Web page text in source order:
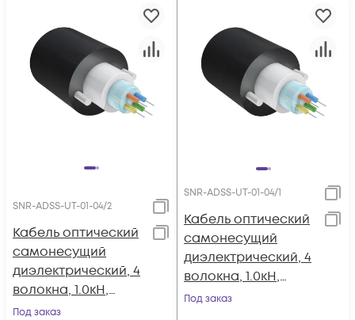
SNR-ADSS-UT-01-04/2
Кабель оптический
самонесущий
диэлектрический, 4
волокна, 1.0кН,
5.0мм, катушка 2км.
Под заказ
SNR-ADSS-UT-01-04/1
Кабель оптический
самонесущий
диэлектрический, 4
волокна, 1.0кН,
5.0мм, катушка 1км.
Под заказ